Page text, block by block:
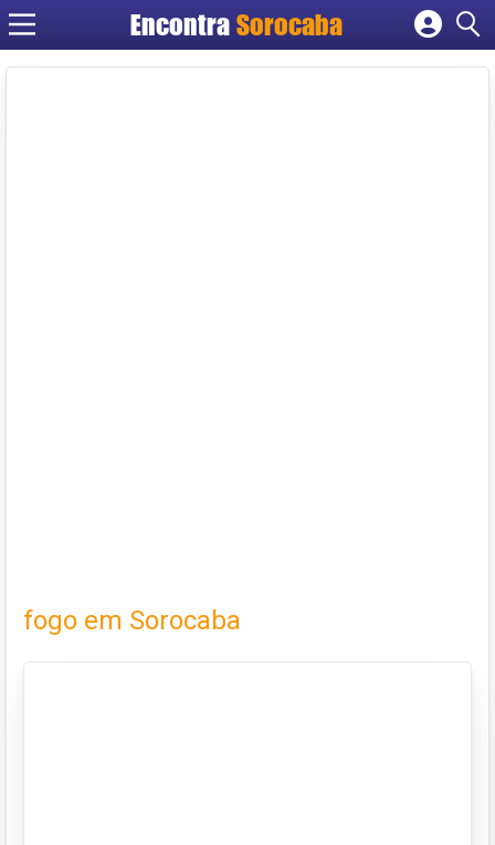
EncontraSorocaba
Cadastrar empresa
fogo em Sorocaba